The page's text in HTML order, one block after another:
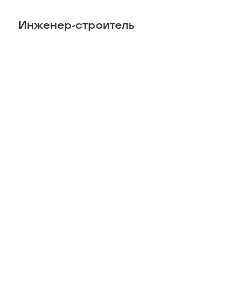
Инженер-строитель